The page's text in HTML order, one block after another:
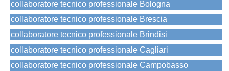
collaboratore tecnico professionale Bologna
collaboratore tecnico professionale Brescia
collaboratore tecnico professionale Brindisi
collaboratore tecnico professionale Cagliari
collaboratore tecnico professionale Campobasso